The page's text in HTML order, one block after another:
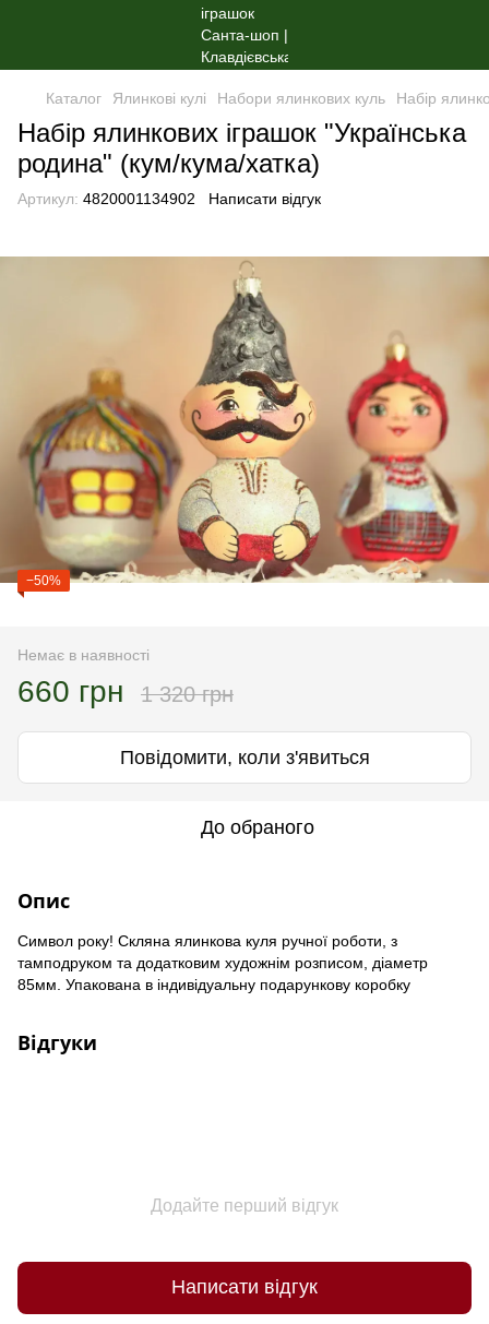
Каталог Ялинкові кулі Набори ялинкових куль Набір
Набір ялинкових іграшок "Українська
родина" (кум/кума/хатка)
Артикул: 4820001134902 Написати відгук
−50%
Немає в наявності
660 грн 1 320 грн
Повідомити, коли з'явиться
До обраного
Опис
Символ року! Скляна ялинкова куля ручної роботи, з
тамподруком та додатковим художнім розписом, діаметр
85мм. Упакована в індивідуальну подарункову коробку
Відгуки
Додайте перший відгук
Написати відгук